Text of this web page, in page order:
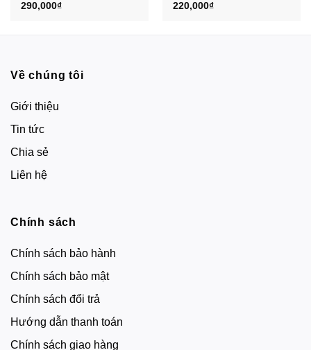
290,000₫ 220,000₫
Về chúng tôi
Giới thiệu
Tin tức
Chia sẻ
Liên hệ
Chính sách
Chính sách bảo hành
Chính sách bảo mật
Chính sách đổi trả
Hướng dẫn thanh toán
Chính sách giao hàng